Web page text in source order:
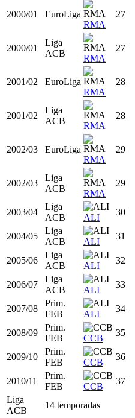
BAS
Liga
BAS
1998/99
Liga
ACB
BAS
25
1999/00
ACB
RMA
26
2000/01
EuroLiga
RMA
27
2000/01
ACB
RMA
27
2001/02
EuroLiga
RMA
28
2001/02
Liga
ACB
RMA
28
EuroLiga
RMA
2002/03
Liga
ACB
RMA
29
2003/04
Liga
ACB
ALI
30
2004/05
Liga
ACB
ALI
31
2005/06
Liga
ACB
ALI
32
2006/07
Liga
ACB
ALI
33
2007/08
Prim.
FEB
ALI